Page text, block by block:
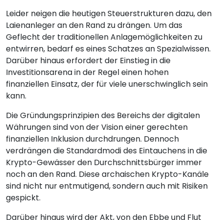
Leider neigen die heutigen Steuerstrukturen dazu, den
Laienanleger an den Rand zu drängen. Um das
Geflecht der traditionellen Anlagemöglichkeiten zu
entwirren, bedarf es eines Schatzes an Spezialwissen.
Darüber hinaus erfordert der Einstieg in die
Investitionsarena in der Regel einen hohen
finanziellen Einsatz, der für viele unerschwinglich sein
kann.
Die Gründungsprinzipien des Bereichs der digitalen
Währungen sind von der Vision einer gerechten
finanziellen Inklusion durchdrungen. Dennoch
verdrängen die Standardmodi des Eintauchens in die
Krypto-Gewässer den Durchschnittsbürger immer
noch an den Rand. Diese archaischen Krypto-Kanäle
sind nicht nur entmutigend, sondern auch mit Risiken
gespickt.
Darüber hinaus wird der Akt, von den Ebbe und Flut